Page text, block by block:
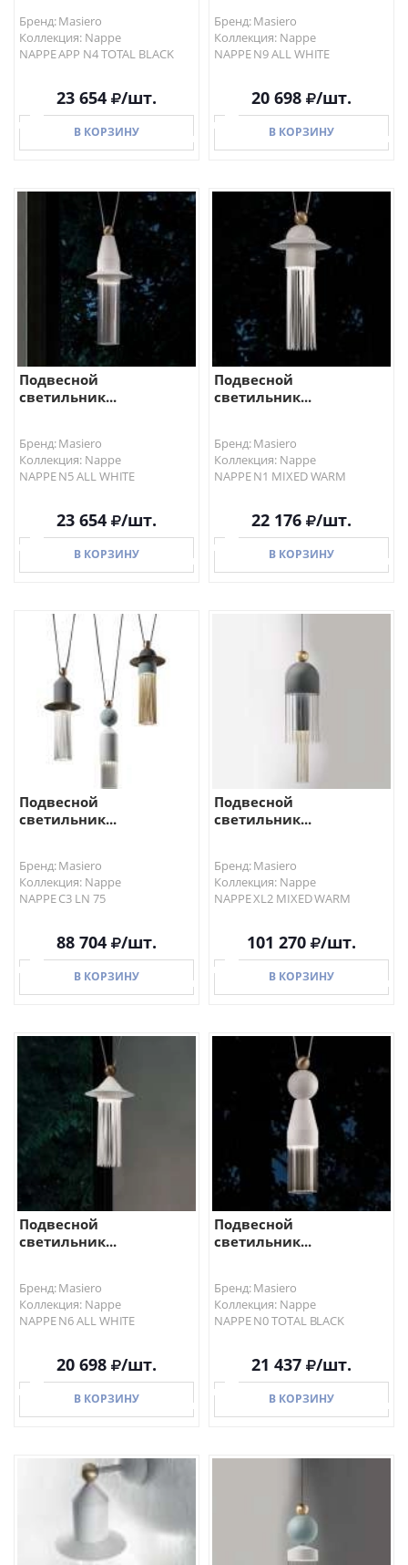
Бренд: Masiero
Коллекция: Nappe
NAPPE APP N4 TOTAL BLACK
23 654 /шт.
В КОРЗИНУ
В КОРЗИНУ
Бренд: Masiero
Коллекция: Nappe
NAPPE N9 ALL WHITE
20 698 /шт.
В КОРЗИНУ
В КОРЗИНУ
Подвесной
светильник...
Бренд: Masiero
Коллекция: Nappe
NAPPE N5 ALL WHITE
23 654 /шт.
В КОРЗИНУ
В КОРЗИНУ
Подвесной
светильник...
Бренд: Masiero
Коллекция: Nappe
NAPPE N1 MIXED WARM
22 176 /шт.
В КОРЗИНУ
В КОРЗИНУ
Подвесной
светильник...
Бренд: Masiero
Коллекция: Nappe
NAPPE C3 LN 75
88 704 /шт.
В КОРЗИНУ
В КОРЗИНУ
Подвесной
светильник...
Бренд: Masiero
Коллекция: Nappe
NAPPE XL2 MIXED WARM
101 270 /шт.
В КОРЗИНУ
В КОРЗИНУ
Подвесной
светильник...
Бренд: Masiero
Коллекция: Nappe
NAPPE N6 ALL WHITE
20 698 /шт.
В КОРЗИНУ
В КОРЗИНУ
Подвесной
светильник...
Бренд: Masiero
Коллекция: Nappe
NAPPE N0 TOTAL BLACK
21 437 /шт.
В КОРЗИНУ